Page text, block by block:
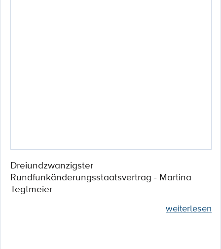
Dreiundzwanzigster
Rundfunkänderungsstaatsvertrag - Martina
Tegtmeier
weiterlesen